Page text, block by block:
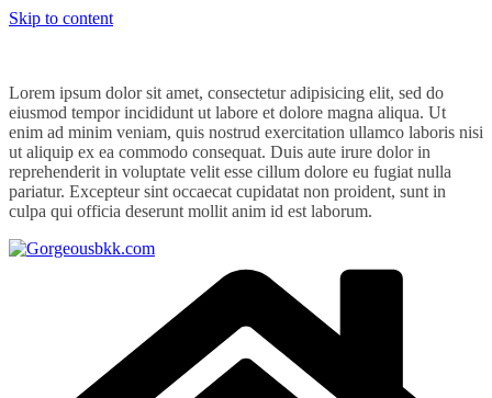
Skip to content
Lorem ipsum dolor sit amet, consectetur adipisicing elit, sed do
eiusmod tempor incididunt ut labore et dolore magna aliqua. Ut
enim ad minim veniam, quis nostrud exercitation ullamco laboris nisi
ut aliquip ex ea commodo consequat. Duis aute irure dolor in
reprehenderit in voluptate velit esse cillum dolore eu fugiat nulla
pariatur. Excepteur sint occaecat cupidatat non proident, sunt in
culpa qui officia deserunt mollit anim id est laborum.